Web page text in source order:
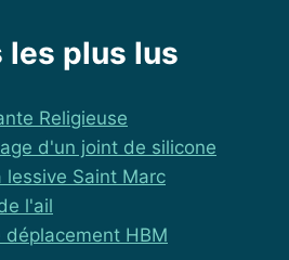
les plus lus
Religieuse
d'un joint de silicone
Saint Marc
l'ail
déplacement HBM